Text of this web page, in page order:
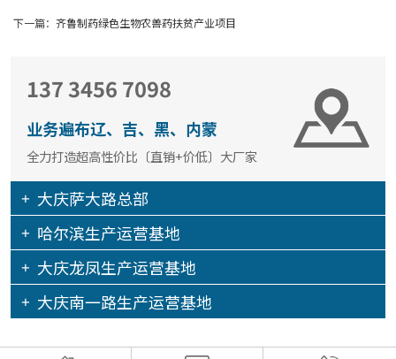
下一篇：齐鲁制药绿色生物农兽药扶贫产业项目
137 3456 7098
业务遍布辽、吉、黑、内蒙
全力打造超高性价比〔直销+价低〕大厂家
大庆萨大路总部
哈尔滨生产运营基地
大庆龙凤生产运营基地
大庆南一路生产运营基地